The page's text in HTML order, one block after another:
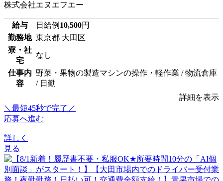
株式会社エヌエフエー
給与 日給例 10,500円
勤務地 東京都 大田区
寮・社
宅
なし
仕事内
容
野菜・果物の製造マシンの操作・軽作業 / 物流倉庫
/ 日勤
詳細を表示
＼最短45秒で完了／
応募へ進む
詳しく
見る